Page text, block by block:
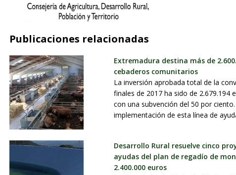
Publicaciones relacionadas
Extremadura destina más de
cebaderos comunitarios
La inversión aprobada total de la
finales de 2017 ha sido de 2.679.194
con una subvención del 50 por
implementación de esta línea de
Desarrollo Rural resuelve cinco
ayudas del plan de regadío de
2.400.000 euros